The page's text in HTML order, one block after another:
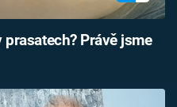
Právě jsme